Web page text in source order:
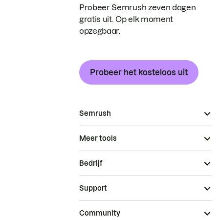
Probeer Semrush zeven dagen
gratis uit. Op elk moment
opzegbaar.
Probeer het kosteloos uit
Semrush
Meer tools
Bedrijf
Support
Community